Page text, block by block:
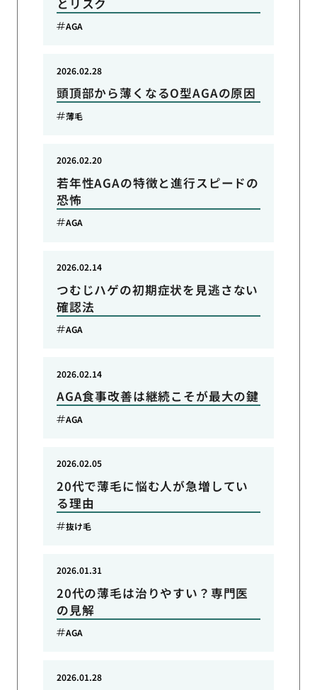
AGA
頭頂部から薄くなるO型AGAの原因
2026.02.28
薄毛
若年性AGAの特徴と進行スピードの
恐怖
2026.02.20
AGA
つむじハゲの初期症状を見逃さない
確認法
2026.02.14
AGA
AGA食事改善は継続こそが最大の鍵
2026.02.14
AGA
20代で薄毛に悩む人が急増してい
る理由
2026.02.05
抜け毛
20代の薄毛は治りやすい？専門医
の見解
2026.01.31
AGA
2026.01.28